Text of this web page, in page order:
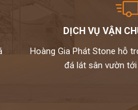
DỊCH VỤ VẬN
Hoàng Gia Phát Stone hỗ
đá lát sân vườn